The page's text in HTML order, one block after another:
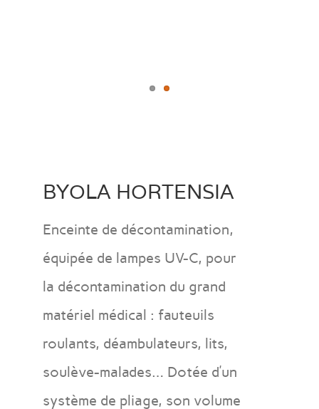
BYOLA HORTENSIA
Enceinte de décontamination,
équipée de lampes UV-C, pour
la décontamination du grand
matériel médical : fauteuils
roulants, déambulateurs, lits,
soulève-malades… Dotée d’un
système de pliage, son volume